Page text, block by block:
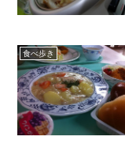
食べ歩き